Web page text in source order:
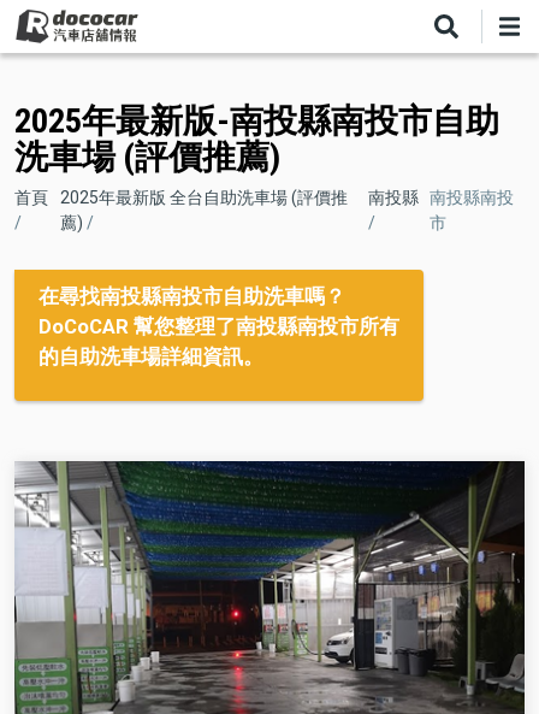
移
至
內
容2025年最新版-南投縣南投市自助
洗車場 (評價推薦)
導
航
連
結
首頁
2025年最新版 全台自助洗車場 (評價推
薦)
南投縣 南投縣南投
市
在尋找南投縣南投市自助洗車嗎？
DoCoCAR 幫您整理了南投縣南投市所有
的自助洗車場詳細資訊。